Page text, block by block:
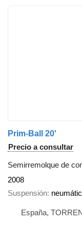
Prim-Ball 20'
Precio a consultar
Semirremolque de
2008
Suspensión
España,